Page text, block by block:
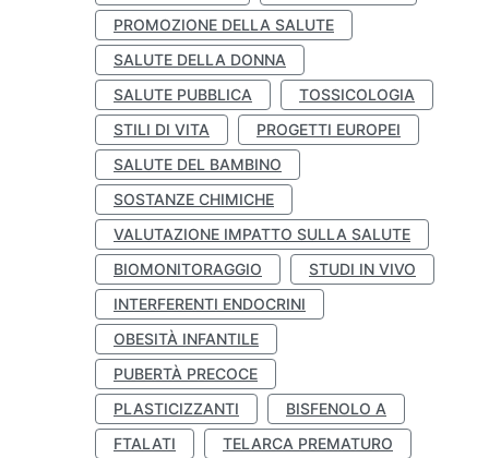
PROMOZIONE DELLA SALUTE
SALUTE DELLA DONNA
SALUTE PUBBLICA
TOSSICOLOGIA
STILI DI VITA
PROGETTI EUROPEI
SALUTE DEL BAMBINO
SOSTANZE CHIMICHE
VALUTAZIONE IMPATTO SULLA SALUTE
BIOMONITORAGGIO
STUDI IN VIVO
INTERFERENTI ENDOCRINI
OBESITÀ INFANTILE
PUBERTÀ PRECOCE
PLASTICIZZANTI
BISFENOLO A
FTALATI
TELARCA PREMATURO